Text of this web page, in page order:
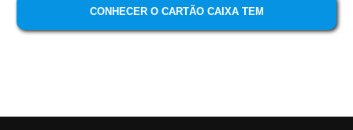
CONHECER O CARTÃO CAIXA TEM